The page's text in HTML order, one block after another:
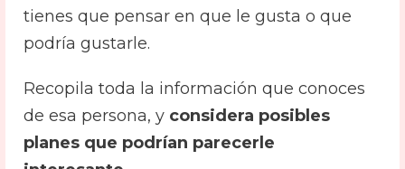
tienes que pensar en que le gusta o que
podría gustarle.
Recopila toda la información que conoces
de esa persona, y considera posibles
planes que podrían parecerle